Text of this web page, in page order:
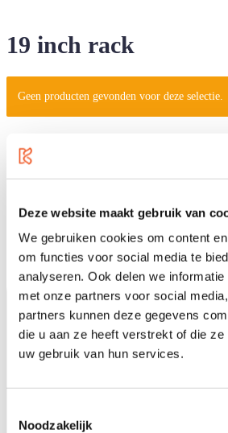
Deze website maakt gebruik van
We gebruiken cookies om content
om functies voor social media te
analyseren. Ook delen we
met onze partners voor social
partners kunnen deze gegevens
die u aan ze heeft verstrekt of die
uw gebruik van hun services.
Noodzakelijk
19 inch rack
Geen producten gevonden voor deze selectie.